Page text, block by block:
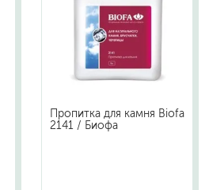
Пропитка для камня Biofa
2141 / Биофа